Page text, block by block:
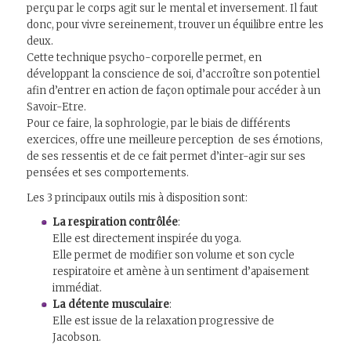
perçu par le corps agit sur le mental et inversement. Il faut
donc, pour vivre sereinement, trouver un équilibre entre les
deux.
Cette technique psycho-corporelle permet, en
développant la conscience de soi, d’accroître son potentiel
afin d’entrer en action de façon optimale pour accéder à un
Savoir-Etre.
Pour ce faire, la sophrologie, par le biais de différents
exercices, offre une meilleure perception de ses émotions,
de ses ressentis et de ce fait permet d’inter-agir sur ses
pensées et ses comportements.
Les 3 principaux outils mis à disposition sont:
La respiration contrôlée:
Elle est directement inspirée du yoga.
Elle permet de modifier son volume et son cycle
respiratoire et amène à un sentiment d’apaisement
immédiat.
La détente musculaire:
Elle est issue de la relaxation progressive de
Jacobson.